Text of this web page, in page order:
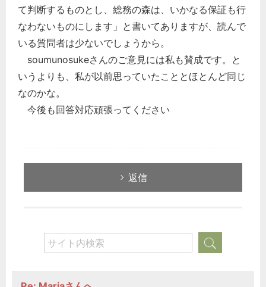
て判断するものとし、総務の森は、いかなる保証も行
なわないものにします」と書いてありますが、読んで
いる質問者は少ないでしょうから。
soumunosukeさんのご意見には私も賛成です。と
いうよりも、私が以前思っていたこととほとんど同じ
なのかな。
今後も回答対応頑張ってください
返信